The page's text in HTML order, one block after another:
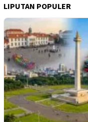
LIPUTAN POPULER